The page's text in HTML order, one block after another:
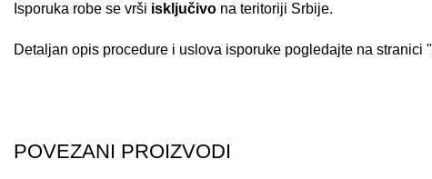
Isporuka robe se vrši isključivo na teritoriji Srbije.
Detaljan opis procedure i uslova isporuke pogledajte na stranici "
POVEZANI PROIZVODI